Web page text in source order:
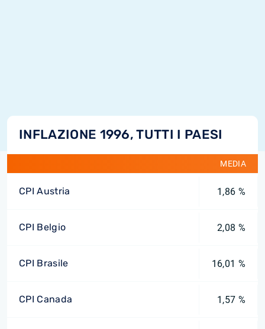
INFLAZIONE 1996, TUTTI I PAESI
MEDIA
CPI Austria 1,86 %
CPI Belgio 2,08 %
CPI Brasile 16,01 %
CPI Canada 1,57 %